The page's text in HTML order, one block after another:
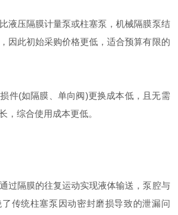
压隔膜计量泵或柱塞泵，机械隔膜泵结
因此初始采购价格更低，适合预算有限的
(如隔膜、单向阀)更换成本低，且无需
，综合使用成本更低。
隔膜的往复运动实现液体输送，泵腔与
传统柱塞泵因动密封磨损导致的泄漏问